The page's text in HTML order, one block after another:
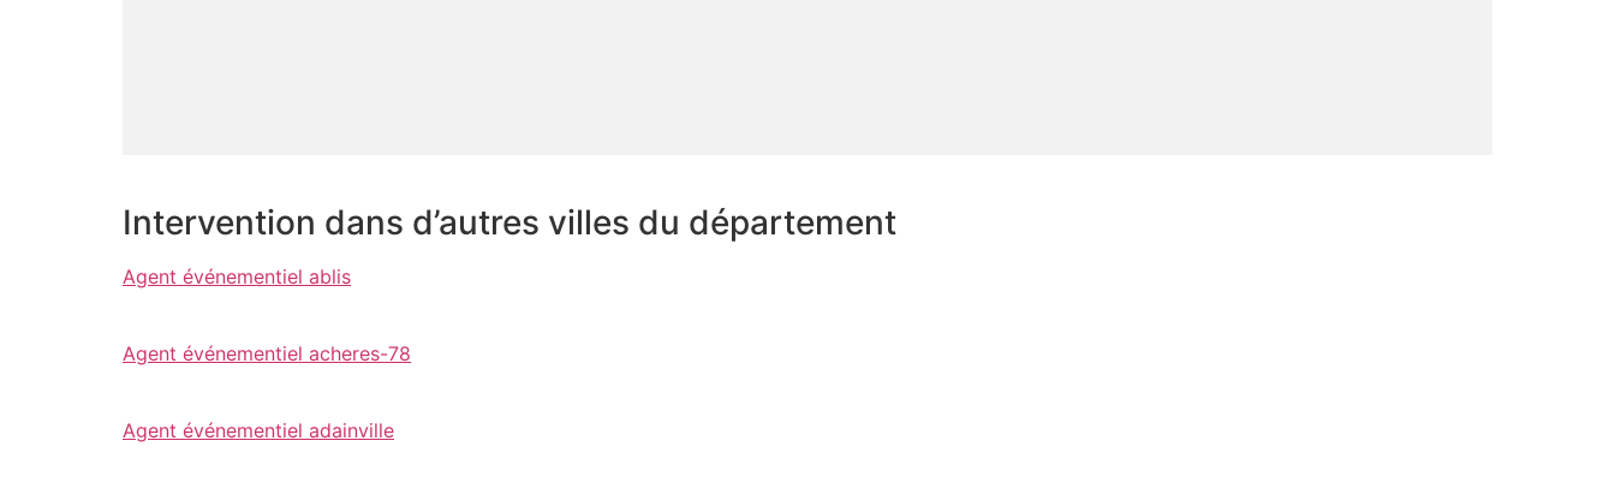
Intervention dans d’autres villes du département
Agent événementiel ablis
Agent événementiel acheres-78
Agent événementiel adainville